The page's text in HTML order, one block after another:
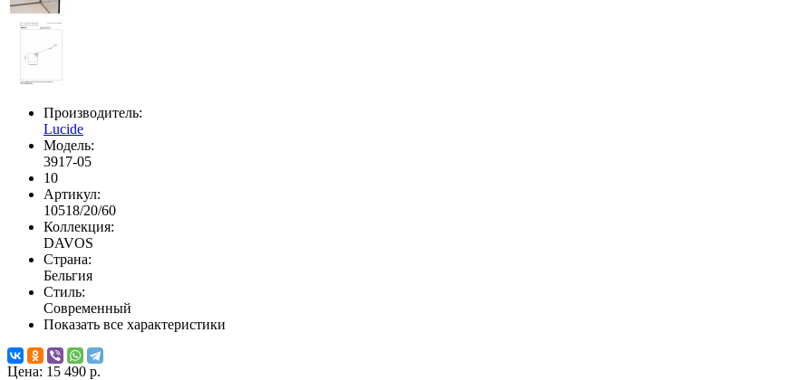
Производитель:
Lucide
Модель:
3917-05
10
Артикул:
10518/20/60
Коллекция:
DAVOS
Страна:
Бельгия
Стиль:
Современный
Показать все характеристики
Цена: 15 490 р.